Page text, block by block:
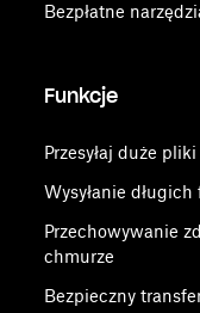
Bezpłatne
Funkcje
Przesyłaj duże pliki
Wysyłanie
Przechowywanie
chmurze
Bezpieczny